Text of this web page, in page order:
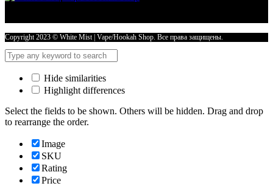
30ml
20mg
TEARZ
ПРЯНЫЙ
МОЛОЧНЫЙ
количество
Copyright 2023 © White Mist | Vape/Hookah Shop. Все права защищены.
Hide similarities
Highlight differences
Select the fields to be shown. Others will be hidden. Drag and drop
to rearrange the order.
Image
SKU
Rating
Price